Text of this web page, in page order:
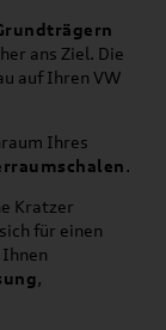
ans Ziel. Die
auf Ihren VW
Ihres
.
Kratzer
für einen
,